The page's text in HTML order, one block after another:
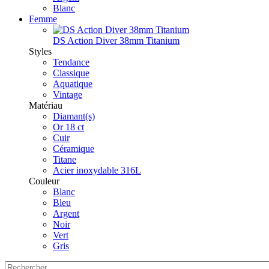
Blanc
Femme
DS Action Diver 38mm Titanium
Styles
Tendance
Classique
Aquatique
Vintage
Matériau
Diamant(s)
Or 18 ct
Cuir
Céramique
Titane
Acier inoxydable 316L
Couleur
Blanc
Bleu
Argent
Noir
Vert
Gris